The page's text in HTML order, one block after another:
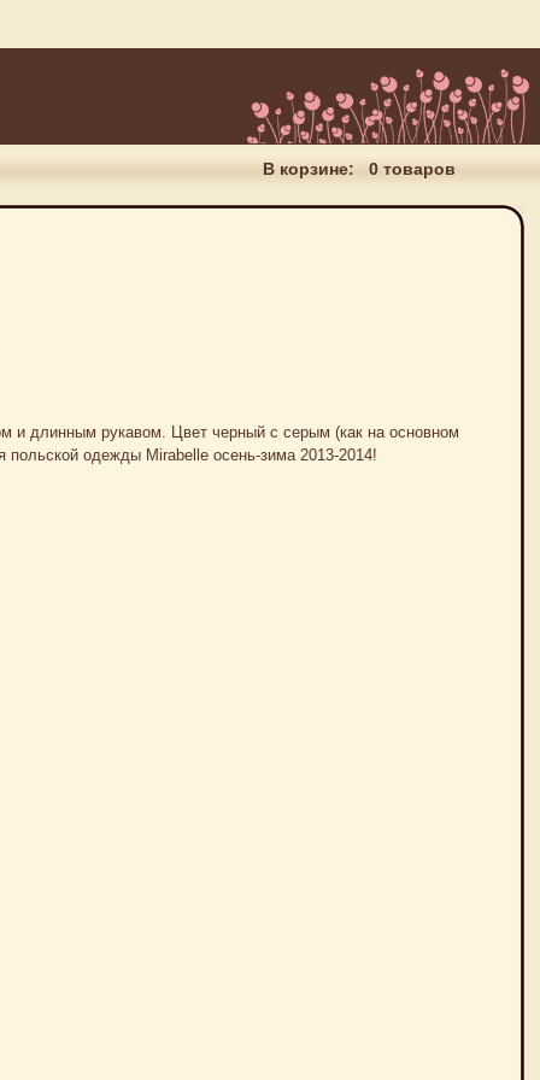
В корзине: 0 товаров
и длинным рукавом. Цвет черный с серым (как на основном
одежды Mirabelle осень-зима 2013-2014!